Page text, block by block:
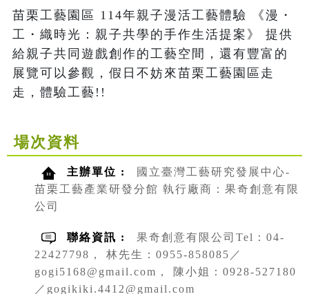
苗栗工藝園區 114年親子漫活工藝體驗 《漫・
工・織時光：親子共學的手作生活提案》 提供
給親子共同遊戲創作的工藝空間，還有豐富的
展覽可以參觀，假日不妨來苗栗工藝園區走
走，體驗工藝!!
場次資料
主辦單位 :
國立臺灣工藝研究發展中心-
苗栗工藝產業研發分館 執行廠商：果奇創意有限
公司
聯絡資訊 :
果奇創意有限公司Tel：04-
22427798， 林先生：0955-858085／
gogi5168@gmail.com， 陳小姐：0928-527180
／gogikiki.4412@gmail.com